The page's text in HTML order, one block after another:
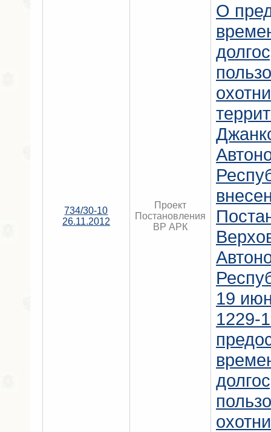
734/30-10
26.11.2012
Проект
Постановления
ВР АРК
О
19
1229-